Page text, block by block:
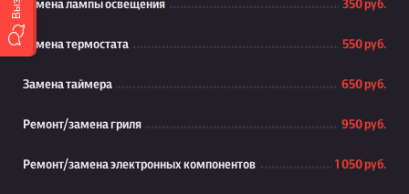
Замена лампы освещения 350 руб.
Замена термостата 550 руб.
Замена таймера 650 руб.
Ремонт/замена гриля 950 руб.
Ремонт/замена электронных компонентов 1 050 руб.